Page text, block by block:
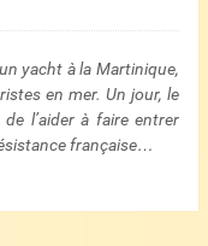
yacht à la Martinique,
en mer. Un jour, le
l’aider à faire entrer
française…